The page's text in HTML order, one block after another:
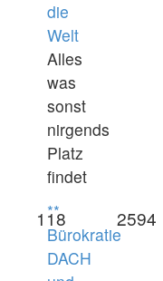
die
Welt
Alles
was
sonst
nirgends
Platz
findet
**
Bürokratie
DACH
118 2594